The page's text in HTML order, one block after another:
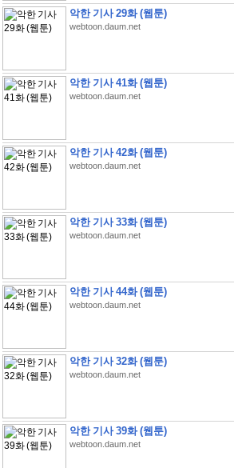
악한 기사 29화 (웹툰)
webtoon.daum.net
악한 기사 41화 (웹툰)
webtoon.daum.net
악한 기사 42화 (웹툰)
webtoon.daum.net
악한 기사 33화 (웹툰)
webtoon.daum.net
악한 기사 44화 (웹툰)
webtoon.daum.net
악한 기사 32화 (웹툰)
webtoon.daum.net
악한 기사 39화 (웹툰)
webtoon.daum.net